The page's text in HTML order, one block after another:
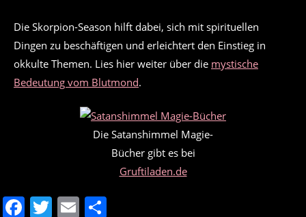
Die Skorpion-Season hilft dabei, sich mit spirituellen
Dingen zu beschäftigen und erleichtert den Einstieg in
okkulte Themen. Lies hier weiter über die mystische
Bedeutung vom Blutmond.
Die Satanshimmel Magie-
Bücher gibt es bei
Gruftiladen.de
F T E